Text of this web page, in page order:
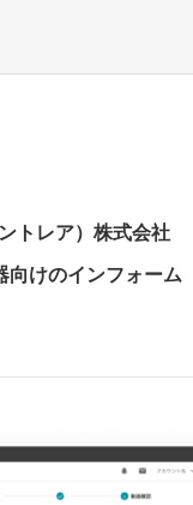
トレア）株式会社
向けのインフォーム